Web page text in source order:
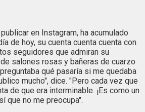
en Instagram, ha acumulado
de hoy, su cuenta cuenta cuenta con
seguidores que admiran su
salones rosas y bañeras de cuarzo
qué pasaría si me quedaba
mucho", dice. "Pero cada vez que
de que era interminable. ¡Es como un
que no me preocupa".